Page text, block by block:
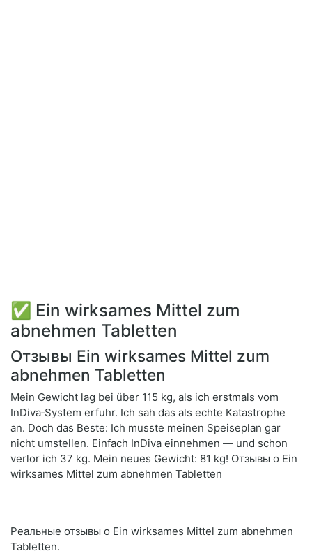
✅ Ein wirksames Mittel zum
abnehmen Tabletten
Отзывы Ein wirksames Mittel zum
abnehmen Tabletten
Mein Gewicht lag bei über 115 kg, als ich erstmals vom
InDiva‑System erfuhr. Ich sah das als echte Katastrophe
an. Doch das Beste: Ich musste meinen Speiseplan gar
nicht umstellen. Einfach InDiva einnehmen — und schon
verlor ich 37 kg. Mein neues Gewicht: 81 kg! Отзывы о Ein
wirksames Mittel zum abnehmen Tabletten
Реальные отзывы о Ein wirksames Mittel zum abnehmen
Tabletten.